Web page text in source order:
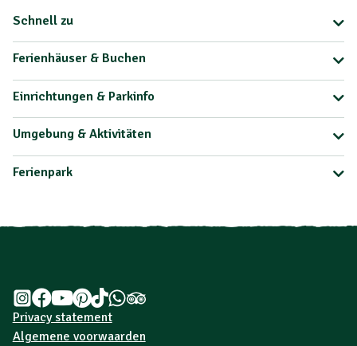
Schnell zu
Ferienhäuser & Buchen
Einrichtungen & Parkinfo
Umgebung & Aktivitäten
Ferienpark
Privacy statement
Algemene voorwaarden